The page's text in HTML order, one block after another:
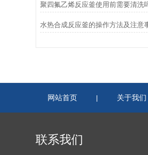
聚四氟乙烯反应釜使用前需要清洗
水热合成反应釜的操作方法及注意
网站首页 | 关于我们
联系我们